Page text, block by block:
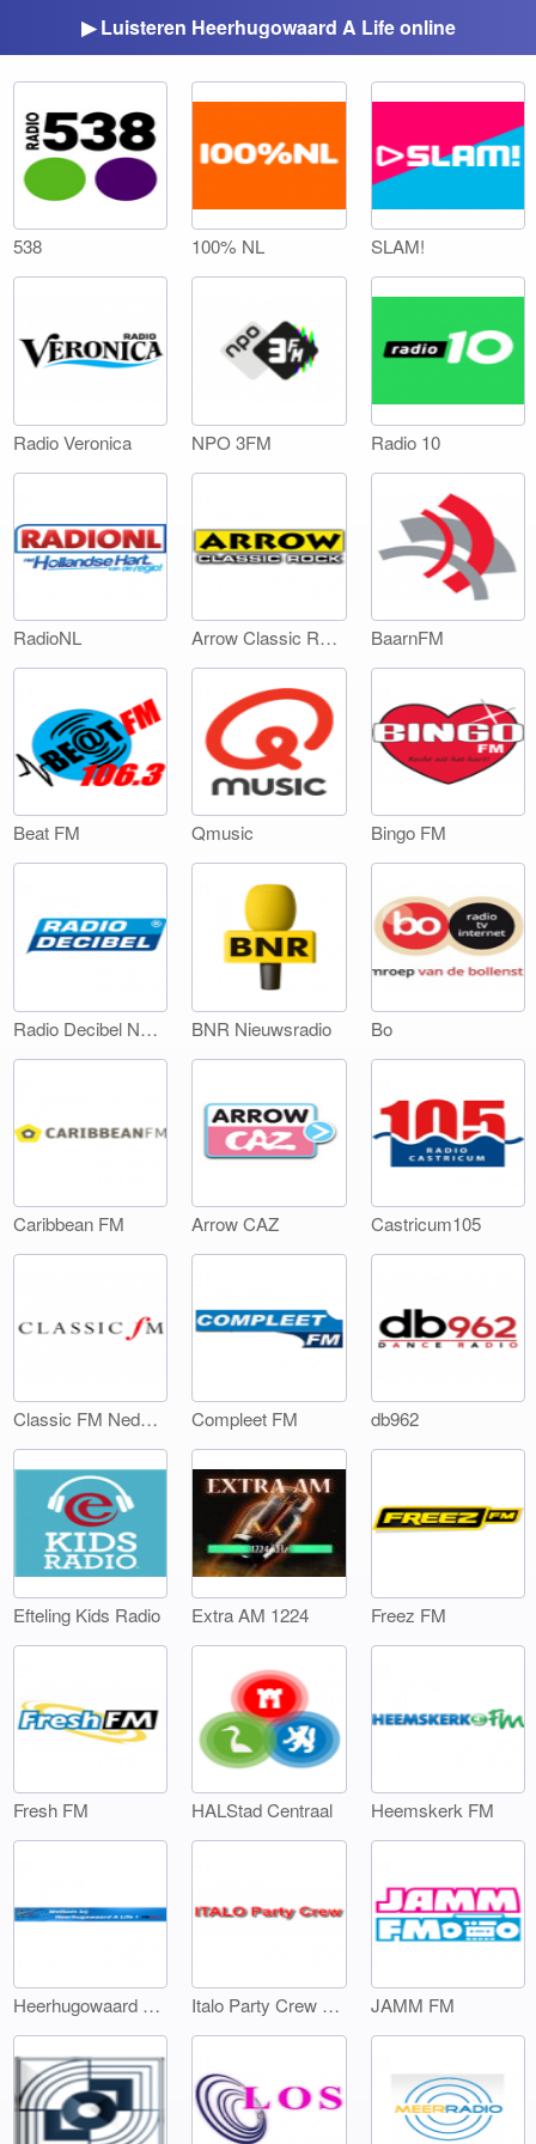
▶ Luisteren Heerhugowaard A Life online
538 100% NL SLAM!
Radio Veronica NPO 3FM Radio 10
RadioNL Arrow Classic Rock BaarnFM
Beat FM Qmusic Bingo FM
Radio Decibel Noord-Holland BNR Nieuwsradio Bo
Caribbean FM Arrow CAZ Castricum105
Classic FM Nederland Compleet FM db962
Efteling Kids Radio Extra AM 1224 Freez FM
Fresh FM HALStad Centraal Heemskerk FM
Heerhugowaard A Life Italo Party Crew FM JAMM FM